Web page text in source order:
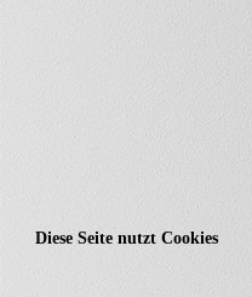
Diese Seite nutzt Cookies